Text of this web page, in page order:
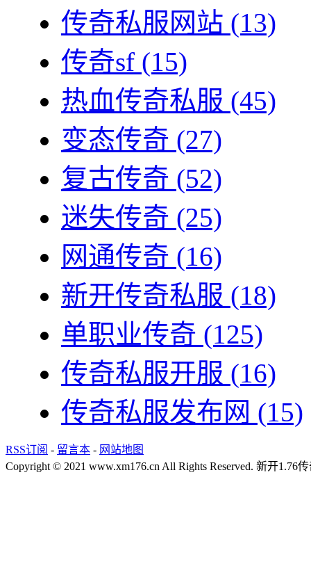
传奇私服网站 (13)
传奇sf (15)
热血传奇私服 (45)
变态传奇 (27)
复古传奇 (52)
迷失传奇 (25)
网通传奇 (16)
新开传奇私服 (18)
单职业传奇 (125)
传奇私服开服 (16)
传奇私服发布网 (15)
RSS订阅 - 留言本 - 网站地图
Copyright © 2021 www.xm176.cn All Rights Reserved. 新开1.76